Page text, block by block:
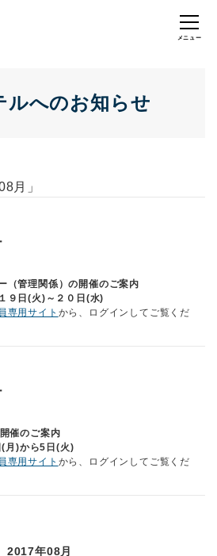
ルへのお知らせ
月」
（管理関係）の開催のご案内
９日(火)～２０日(水)
専用サイト から、ログインしてご覧くだ
催のご案内
月)から5日(火)
専用サイト から、ログインしてご覧くだ
2017年08月